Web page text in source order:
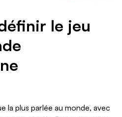
le jeu
la plus parlée au monde, avec